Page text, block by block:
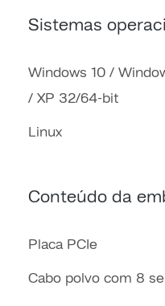
Sistemas
Windows 10 /
/ XP 32/64-bit
Linux
Conteúdo da
Placa
Cabo polvo com 8